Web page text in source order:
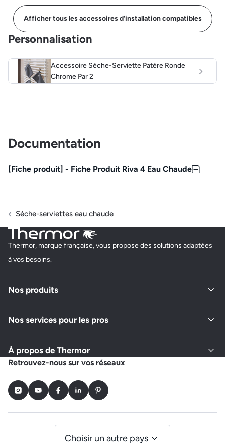
Afficher tous les accessoires d'installation compatibles
Personnalisation
Accessoire Sèche-Serviette Patère Ronde
Chrome Par 2
Documentation
[Fiche produit] - Fiche Produit Riva 4 Eau Chaude
Sèche-serviettes eau chaude
Thermor, marque française, vous propose des solutions adaptées
à vos besoins.
Nos produits
Nos services pour les pros
À propos de Thermor
Retrouvez-nous sur vos réseaux
InstagramYoutubeFacebookLinkedInPinterest
Choisir un autre pays